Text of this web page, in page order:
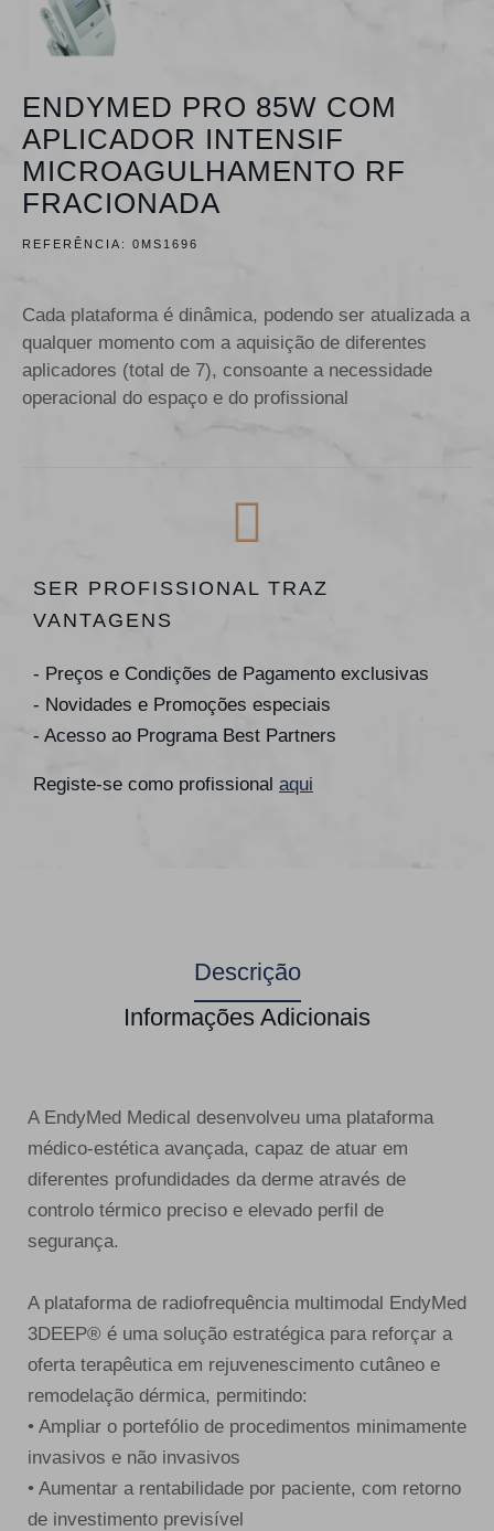
ENDYMED PRO 85W COM
APLICADOR INTENSIF
MICROAGULHAMENTO RF
FRACIONADA
REFERÊNCIA: 0MS1696
Cada plataforma é dinâmica, podendo ser atualizada a
qualquer momento com a aquisição de diferentes
aplicadores (total de 7), consoante a necessidade
operacional do espaço e do profissional
SER PROFISSIONAL TRAZ
VANTAGENS
- Preços e Condições de Pagamento exclusivas
- Novidades e Promoções especiais
- Acesso ao Programa Best Partners
Registe-se como profissional aqui
Descrição
Informações Adicionais
A EndyMed Medical desenvolveu uma plataforma
médico-estética avançada, capaz de atuar em
diferentes profundidades da derme através de
controlo térmico preciso e elevado perfil de
segurança.
A plataforma de radiofrequência multimodal EndyMed
3DEEP® é uma solução estratégica para reforçar a
oferta terapêutica em rejuvenescimento cutâneo e
remodelação dérmica, permitindo:
• Ampliar o portefólio de procedimentos minimamente
invasivos e não invasivos
• Aumentar a rentabilidade por paciente, com retorno
de investimento previsível